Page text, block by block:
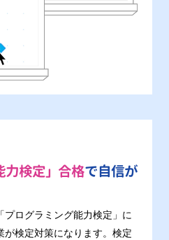
力検定」合格で自信が
プログラミング能力検定」に
が検定対策になります。検定